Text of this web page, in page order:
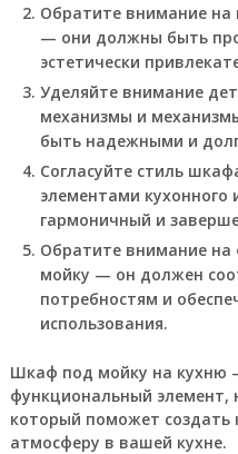
Обратите внимание
— они должны быть
эстетически
Уделяйте внимание
механизмы и
быть надежными и
Согласуйте стиль
элементами кухонного
гармоничный и
Обратите внимание
мойку — он должен
потребностям и
использования.
Шкаф под мойку на кухню
функциональный элемент,
который поможет
атмосферу в вашей кухне.